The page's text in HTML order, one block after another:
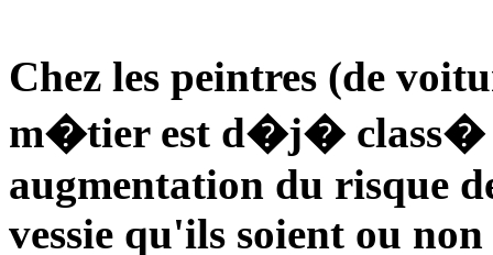
Chez les peintres (de
m�tier est d�j� class�
augmentation du risque
vessie qu'ils soient ou